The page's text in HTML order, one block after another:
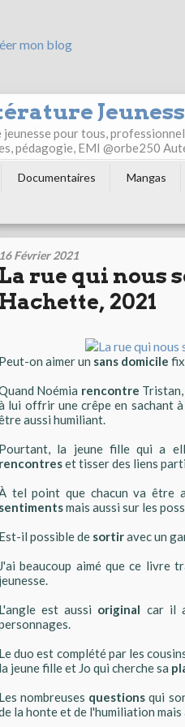
mon blog
pour tous,
pédagogie, EMI @orbe250
Documentaires Mangas
16 Février 2021
La rue qui nous
Hachette, 2021
Peut-on aimer un sans domicile
Noémia rencontre
lui offrir une crêpe en sachant
aussi humiliant.
Pourtant, la jeune fille qui a
rencontreset tisser des liens
tel point que chacun va être
sentimentsmais aussi sur les
Est-il possible de sortiravec un
J'ai beaucoup aimé que ce livre
jeunesse.
L'angle est aussi original car il
Le duo est complété par les
la jeune fille et Jo qui cherche sa
Les nombreuses questions qui
la honte et de l'humiliation